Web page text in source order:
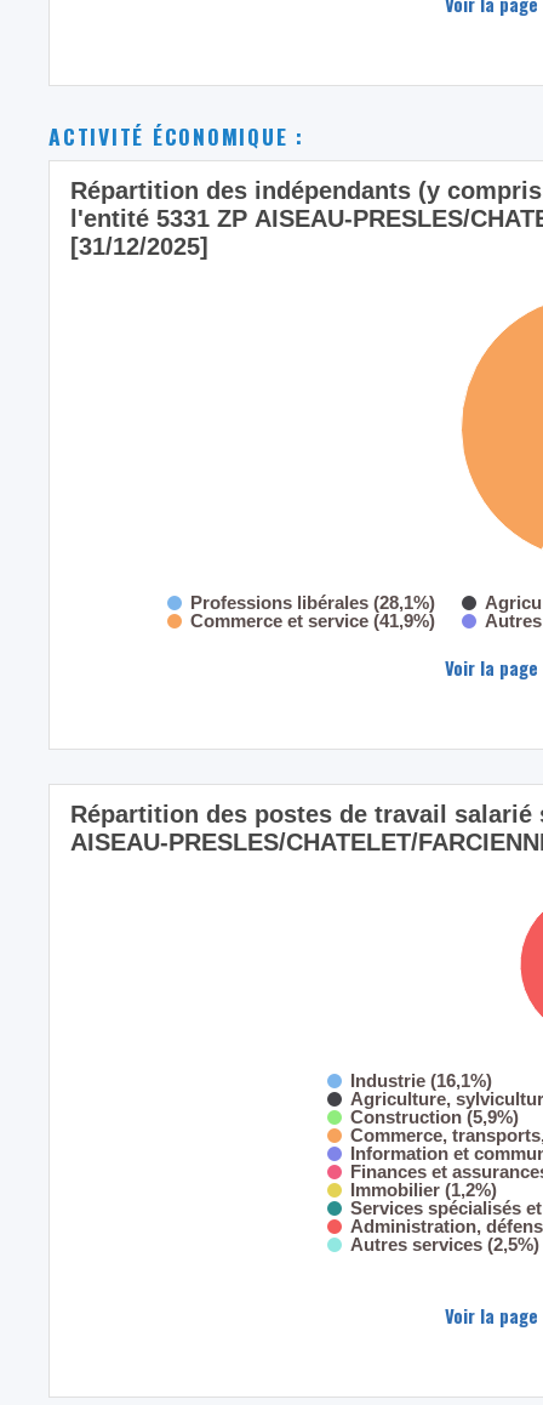
ACTIVITÉ ÉCONOMIQUE :
Répartition des indépendants (y
l'entité 5331 ZP AISEAU-PRESLES/
[31/12/2025]
Professions libérales (28,1%)
Commerce et service (41,9%)
Voir la
Répartition des postes de travail
AISEAU-PRESLES/CHATELET/
Industrie (16,1%)
Agriculture,
Construction (5,9%)
Commerce,
Information et
Finances et
Immobilier (1,2%)
Services spécialisés
Administration,
Autres services (2,5%)
Voir la